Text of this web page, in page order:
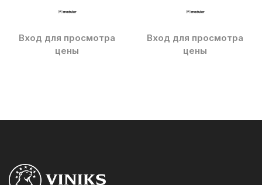
Вход для просмотра
цены
Вход для просмотра
цены